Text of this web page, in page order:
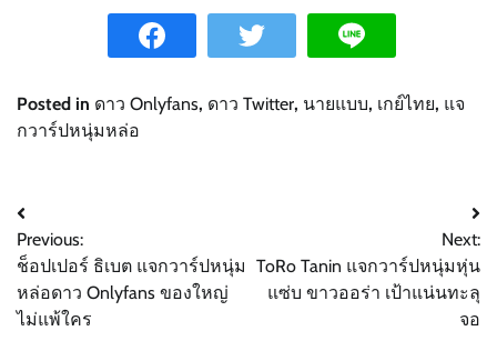
Posted in ดาว Onlyfans, ดาว Twitter, นายแบบ, เกย์ไทย, แจ
กวาร์ปหนุ่มหล่อ
Post
navigation
Previous:
ช็อปเปอร์ ธิเบต แจกวาร์ปหนุ่ม
หล่อดาว Onlyfans ของใหญ่
ไม่แพ้ใคร
Next:
ToRo Tanin แจกวาร์ปหนุ่มหุ่น
แซ่บ ขาวออร่า เป้าแน่นทะลุ
จอ